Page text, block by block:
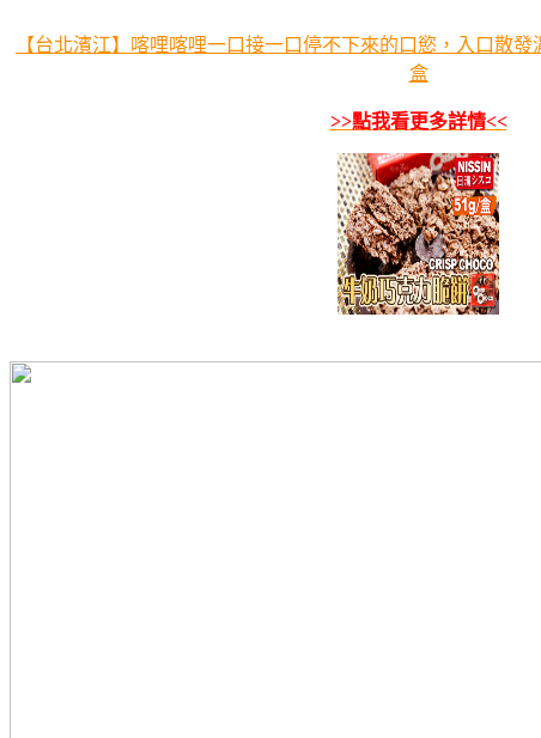
【台北濱江】喀哩喀哩一口接一口停不下來的口慾，入口散
盒
>>點我看更多詳情<<